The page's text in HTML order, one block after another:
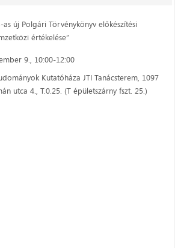
as új Polgári Törvénykönyv előkészítési
értékelése”
9., 10:00-12:00
Kutatóháza JTI Tanácsterem, 1097
utca 4., T.0.25. (T épületszárny fszt. 25.)